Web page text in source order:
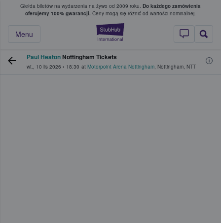
Giełda biletów na wydarzenia na żywo od 2009 roku. Do każdego zamówienia
oferujemy 100% gwarancji. Ceny mogą się różnić od wartości nominalnej.
StubHub —
Menu
w którym fani i kibice kupują i
Paul Heaton Nottingham Tickets
wt., 10 lis 2026 • 18:30 at Motorpoint Arena Nottingham, Nottingham, NTT